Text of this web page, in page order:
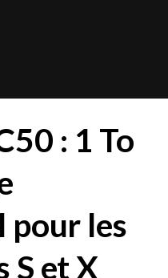
: 1 To
pour les
S et X